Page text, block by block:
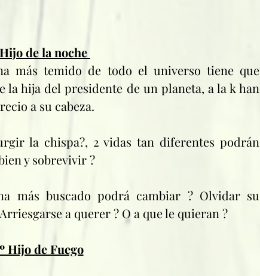
Hijo de la noche
más temido de todo el universo tiene que
la hija del presidente de un planeta, a la k han
a su cabeza.
la chispa?, 2 vidas tan diferentes podrán
y sobrevivir ?
más buscado podrá cambiar ? Olvidar su
a querer ? O a que le quieran ?
Hijo de Fuego